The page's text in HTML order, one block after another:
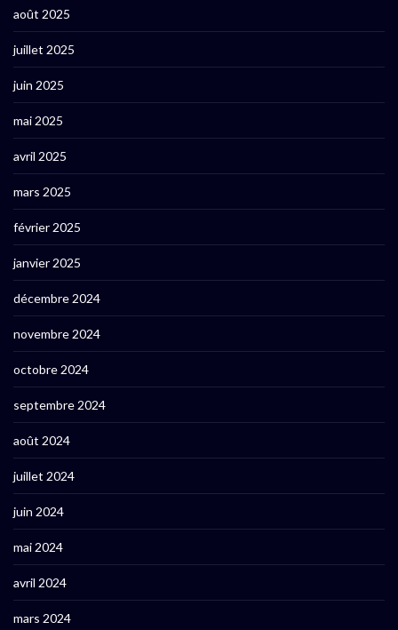
août 2025
juillet 2025
juin 2025
mai 2025
avril 2025
mars 2025
février 2025
janvier 2025
décembre 2024
novembre 2024
octobre 2024
septembre 2024
août 2024
juillet 2024
juin 2024
mai 2024
avril 2024
mars 2024